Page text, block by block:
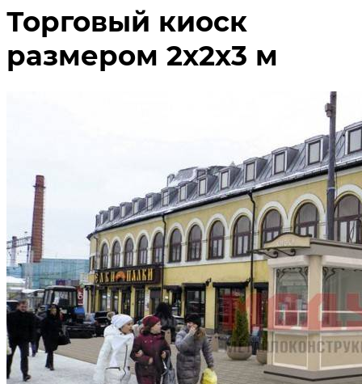
Торговый киоск
размером 2х2х3 м